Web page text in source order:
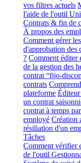
vos filtres actuels
l'aide de l'outil
Contrats & fin de
À propos des
Comment gérer
d'approbation des
? Comment éditer
de la gestion des
contrat “fijo-
contrats
plateforme Éditeur
un contrat
contrat à temps
employé Création
résiliation d'un
Tâches
Comment vérifier
de l'outil